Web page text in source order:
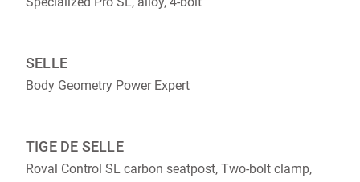
SELLE
Body Geometry Power Expert
TIGE DE SELLE
Roval Control SL carbon seatpost, Two-bolt clamp,